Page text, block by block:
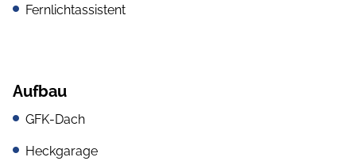
Fernlichtassistent
Aufbau
GFK-Dach
Heckgarage